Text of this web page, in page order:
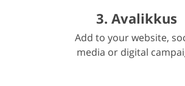
3. Avalikkus
Add to your website,
media or digital